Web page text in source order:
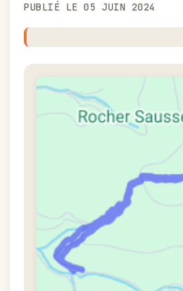
PUBLIÉ LE 05 JUIN 2024